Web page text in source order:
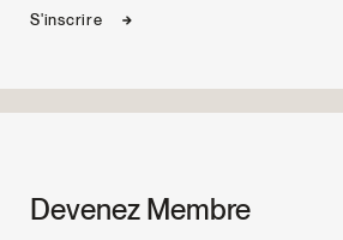
S'inscrire
Devenez Membre